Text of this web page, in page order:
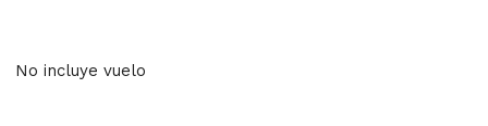
No incluye vuelo